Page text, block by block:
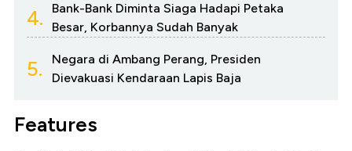
4.
Bank-Bank Diminta Siaga Hadapi Petaka
Besar, Korbannya Sudah Banyak
5.
Negara di Ambang Perang, Presiden
Dievakuasi Kendaraan Lapis Baja
Features